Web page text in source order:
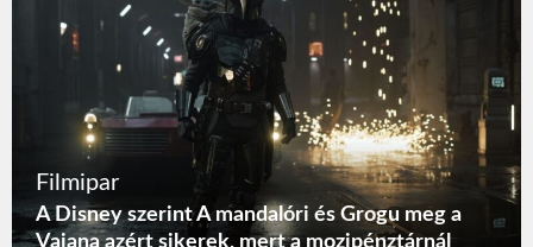
Filmipar
A Disney szerint A mandalóri és Grogu meg a
Vaiana azért sikerek, mert a mozipénztárnál